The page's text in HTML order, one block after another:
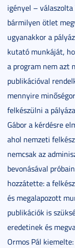
igényel – válaszolta
bármilyen ötlet
ugyanakkor a
kutató munkáját,
a program nem azt
publikációval
mennyire
felkészülni a
Gábor a kérdésre
ahol nemzeti
nemcsak az
bevonásával
hozzátette: a
és megalapozott
publikációk is
eredetinek és
Ormos Pál